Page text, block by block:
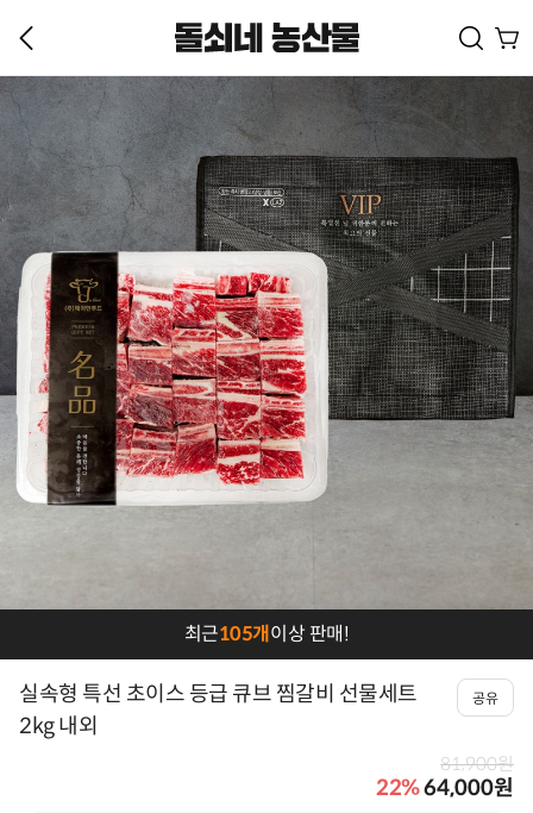
로
모
션
최근105개이상 판매!
실속형 특선 초이스 등급 큐브 찜갈비 선물세트
2kg 내외
공유
81,900원
22%64,000원